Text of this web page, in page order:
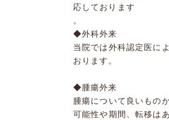
応しております
。
◆外科外来
当院では外科認定医に
おります。
◆腫瘍外来
腫瘍について良いもの
可能性や期間、転移は